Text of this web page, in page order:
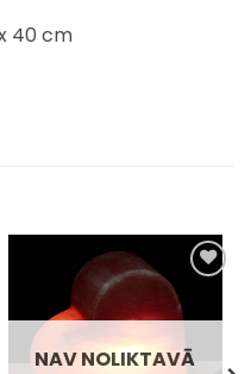
40 cm
Pievienot
sarakstam
NAV NOLIKTAVĀ